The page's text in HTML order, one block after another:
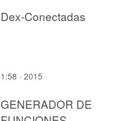
Dex-Conectadas
1:58 · 2015
GENERADOR DE